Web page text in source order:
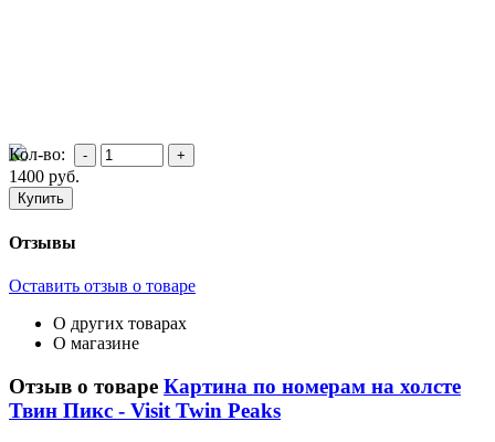
Кол-во:
1400 руб.
Отзывы
Оставить отзыв о товаре
О других товарах
О магазине
Отзыв о товаре Картина по номерам на холсте
Твин Пикс - Visit Twin Peaks